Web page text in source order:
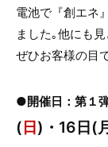
電池で『創エネ
ました｡他にも
ぜひお客様の目
●開催日：第１
(日)・16日(